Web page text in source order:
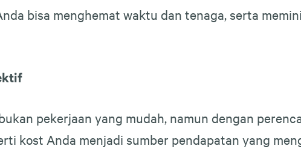
bisa menghemat waktu dan tenaga, serta
pekerjaan yang mudah, namun dengan
kost Anda menjadi sumber pendapatan yang